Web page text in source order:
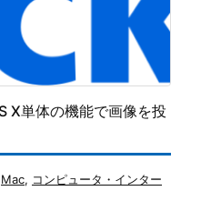
X単体の機能で画像を投
Mac, コンピュータ・インター